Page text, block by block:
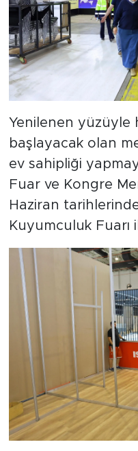
Yenilenen yüzüyle
başlayacak olan
ev sahipliği
Fuar ve Kongre
Haziran
Kuyumculuk Fuarı